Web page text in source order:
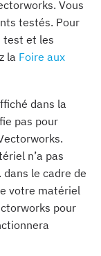
Vous
testés. Pour
test et les
la Foire aux
dans la
pas pour
n’a pas
le cadre de
votre matériel
pour